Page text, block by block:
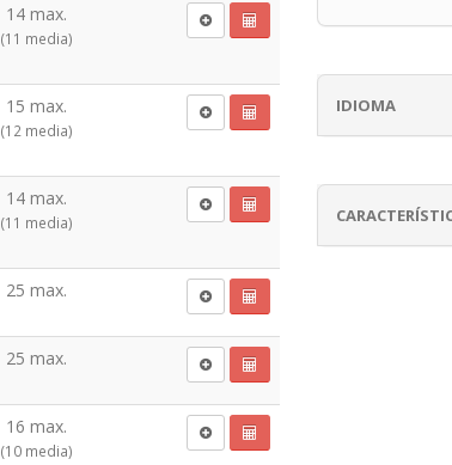
14 max.
(11 media)
15 max.
(12 media)
14 max.
(11 media)
25 max.
25 max.
16 max.
(10 media)
IDIOMA